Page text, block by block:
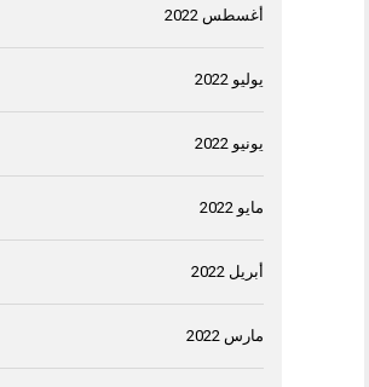
أغسطس 2022
يوليو 2022
يونيو 2022
مايو 2022
أبريل 2022
مارس 2022